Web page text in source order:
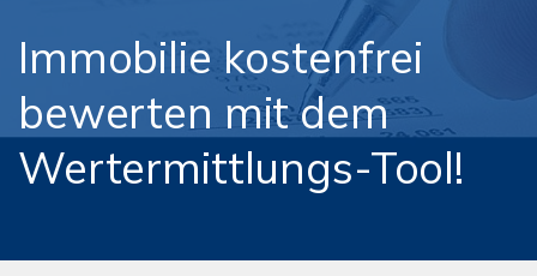
Immobilie kostenfrei
bewerten mit dem
Wertermittlungs-Tool!